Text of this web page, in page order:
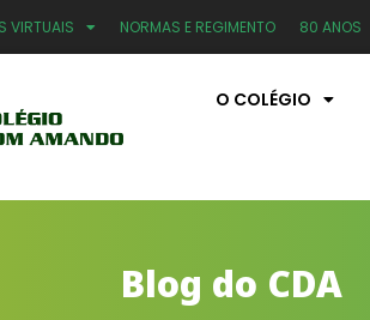
VIRTUAIS NORMAS E REGIMENTO 80 ANOS
O COLÉGIO
Blog do CDA